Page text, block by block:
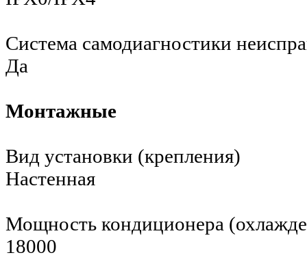
Система самодиагностики
Да
Монтажные
Вид установки (крепления)
Настенная
Мощность кондиционера
18000